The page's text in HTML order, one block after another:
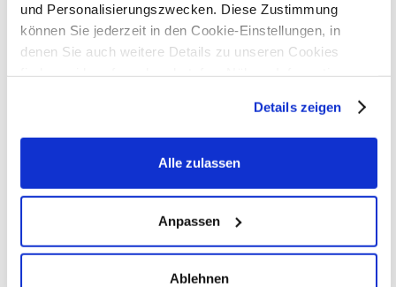
und Personalisierungszwecken. Diese Zustimmung
können Sie jederzeit in den Cookie-Einstellungen, in
denen Sie auch weitere Details zu unseren Cookies
Details zeigen
Alle zulassen
Anpassen
Ablehnen
ZIELE
VORBEREITUNG
DURCHFÜHRUNG